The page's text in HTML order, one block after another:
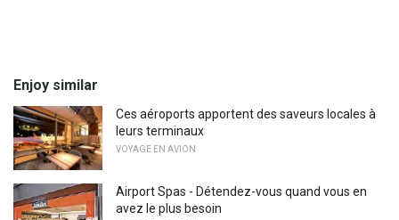
Enjoy similar
Ces aéroports apportent des saveurs locales à
leurs terminaux
VOYAGE EN AVION
Airport Spas - Détendez-vous quand vous en
avez le plus besoin